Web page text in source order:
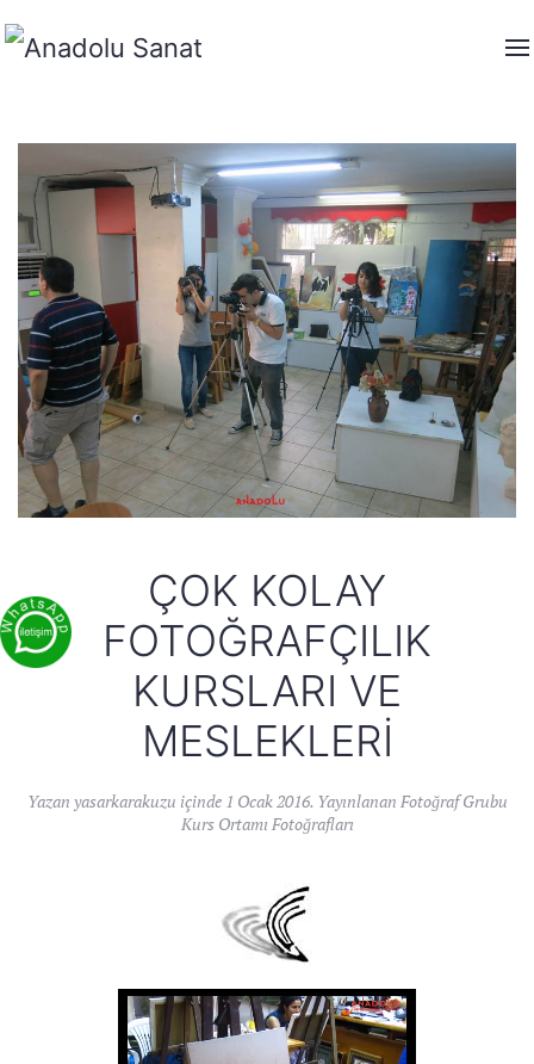
ÇOK KOLAY
FOTOĞRAFÇILIK
KURSLARI VE
MESLEKLERI
Yazan yasarkarakuzu içinde 1 Ocak 2016. Yayınlanan Fotoğraf Grubu
Kurs Ortamı Fotoğrafları